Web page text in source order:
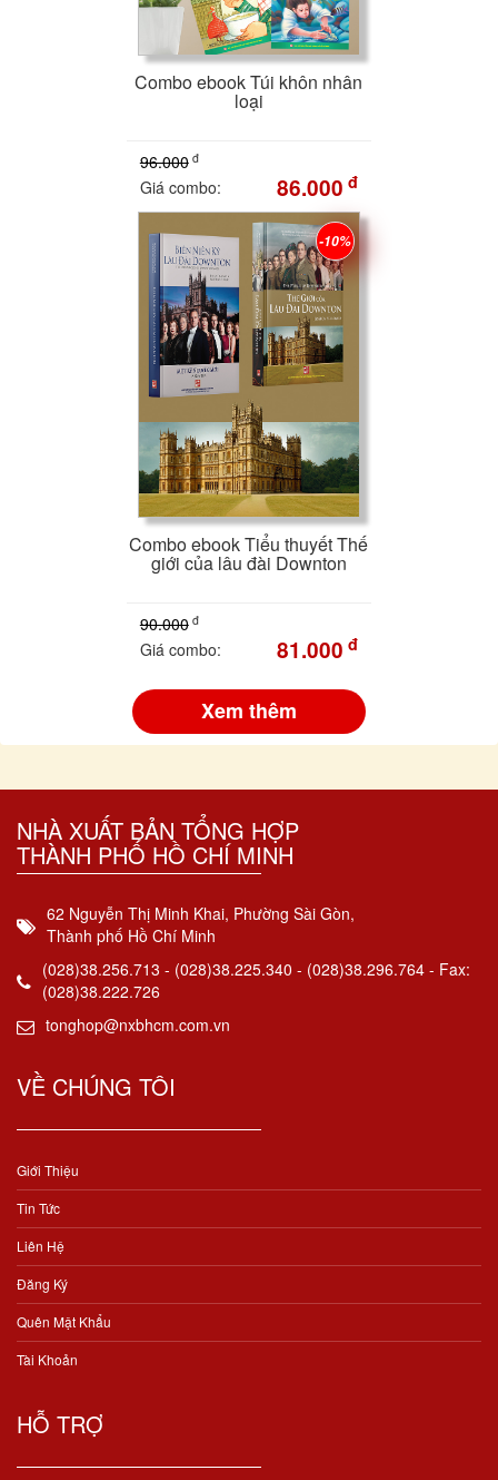
Combo ebook Túi khôn nhân
loại
96.000 đ
Giá combo: 86.000 đ
Combo ebook Tiểu thuyết Thế
giới của lâu đài Downton
90.000 đ
Giá combo: 81.000 đ
-10%
Xem thêm
NHÀ XUẤT BẢN TỔNG HỢP
THÀNH PHỐ HỒ CHÍ MINH
62 Nguyễn Thị Minh Khai, Phường Sài Gòn,
Thành phố Hồ Chí Minh
(028)38.256.713 - (028)38.225.340 - (028)38.296.764 - Fax:
(028)38.222.726
tonghop@nxbhcm.com.vn
VỀ CHÚNG TÔI
Giới Thiệu
Tin Tức
Liên Hệ
Đăng Ký
Quên Mật Khẩu
Tài Khoản
HỖ TRỢ